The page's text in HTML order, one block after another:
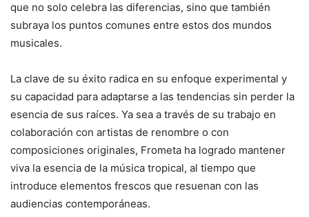
que no solo celebra las diferencias, sino que también
subraya los puntos comunes entre estos dos mundos
musicales.
La clave de su éxito radica en su enfoque experimental y
su capacidad para adaptarse a las tendencias sin perder la
esencia de sus raíces. Ya sea a través de su trabajo en
colaboración con artistas de renombre o con
composiciones originales, Frometa ha logrado mantener
viva la esencia de la música tropical, al tiempo que
introduce elementos frescos que resuenan con las
audiencias contemporáneas.